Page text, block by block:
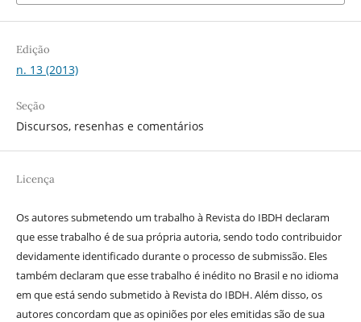
Edição
n. 13 (2013)
Seção
Discursos, resenhas e comentários
Licença
Os autores submetendo um trabalho à Revista do IBDH declaram
que esse trabalho é de sua própria autoria, sendo todo contribuidor
devidamente identificado durante o processo de submissão. Eles
também declaram que esse trabalho é inédito no Brasil e no idioma
em que está sendo submetido à Revista do IBDH. Além disso, os
autores concordam que as opiniões por eles emitidas são de sua